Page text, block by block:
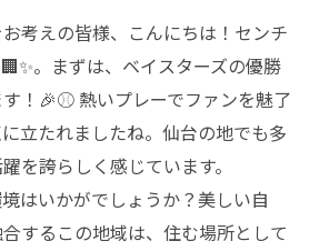
考えの皆様、こんにちは！センチ
。まずは、ベイスターズの優勝
！🎉⚾️ 熱いプレーでファンを魅了
立たれましたね。仙台の地でも多
を誇らしく感じています。
はいかがでしょうか？美しい自
するこの地域は、住む場所として